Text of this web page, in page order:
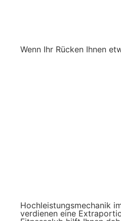
Wenn Ihr Rücken Ihnen
Hochleistungsmechanik
verdienen eine